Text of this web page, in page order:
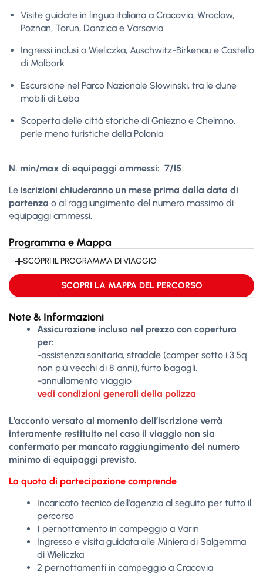
Visite guidate in lingua italiana a Cracovia, Wroclaw,
Poznan, Torun, Danzica e Varsavia
Ingressi inclusi a Wieliczka, Auschwitz-Birkenau e Castello
di Malbork
Escursione nel Parco Nazionale Slowinski, tra le dune
mobili di Łeba
Scoperta delle città storiche di Gniezno e Chelmno,
perle meno turistiche della Polonia
N. min/max di equipaggi ammessi: 7/15
Le iscrizioni chiuderanno un mese prima dalla data di
partenza o al raggiungimento del numero massimo di
equipaggi ammessi.
Programma e Mappa
SCOPRI IL PROGRAMMA DI VIAGGIO
SCOPRI LA MAPPA DEL PERCORSO
Note & Informazioni
Assicurazione inclusa nel prezzo con copertura
per:
-assistenza sanitaria, stradale (camper sotto i 3.5q
non più vecchi di 8 anni), furto bagagli.
-annullamento viaggio
vedi condizioni generali della polizza
L’acconto versato al momento dell’iscrizione verrà
interamente restituito nel caso il viaggio non sia
confermato per mancato raggiungimento del numero
minimo di equipaggi previsto.
La quota di partecipazione comprende
Incaricato tecnico dell’agenzia al seguito per tutto il
percorso
1 pernottamento in campeggio a Varin
Ingresso e visita guidata alle Miniera di Salgemma
di Wieliczka
2 pernottamenti in campeggio a Cracovia